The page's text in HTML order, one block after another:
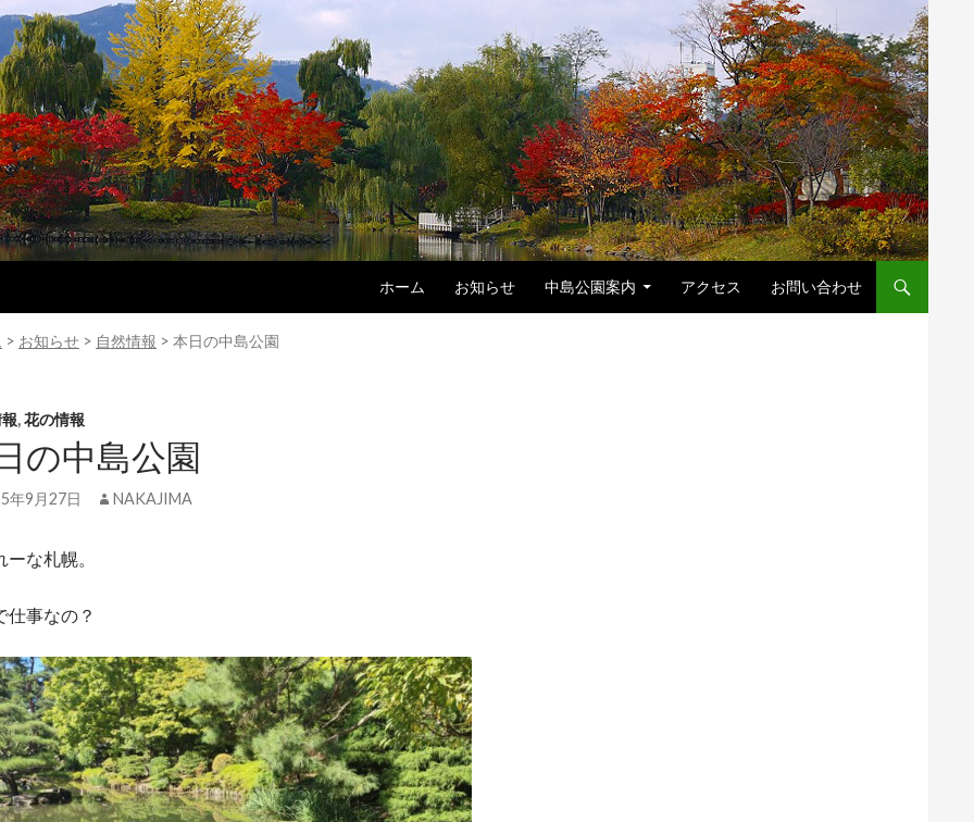
ホーム
お知らせ 中島公園案内 アクセス お問い合わせ
> お知らせ > 自然情報 > 本日の中島公園
,花の情報
の中島公園
年9月27日 NAKAJIMA
ーな札幌。
仕事なの？